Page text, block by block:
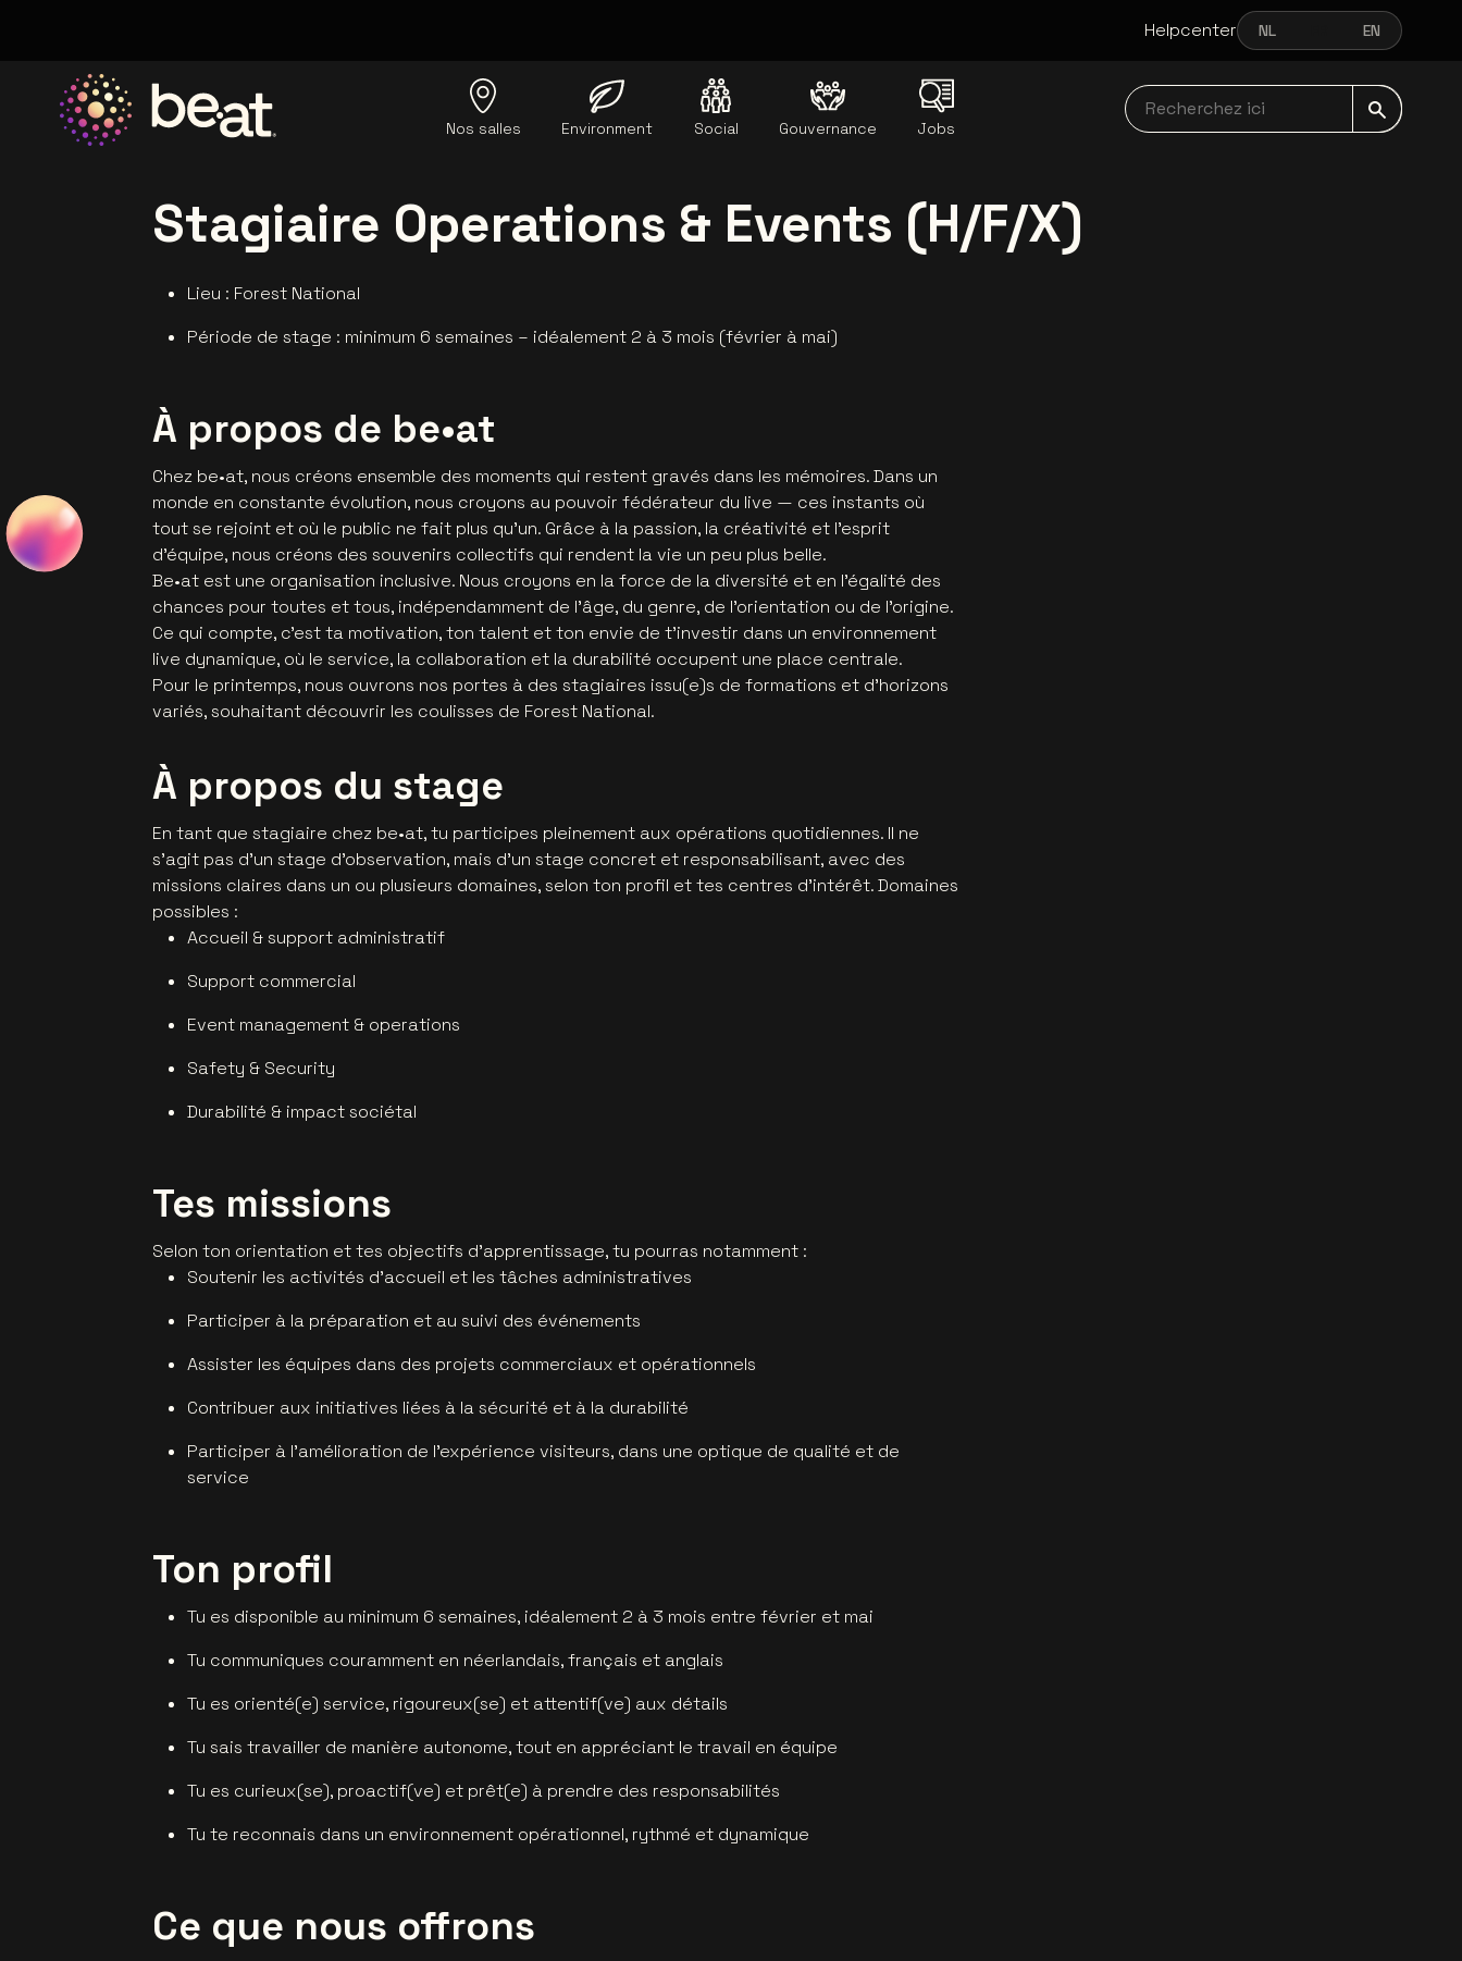
Helpcenter NEDERLANDS
NL FRANÇAISENGLISH
EN
Nos salles Environment Social Gouvernance Jobs
Recherchez ici navbar
Stagiaire Operations & Events (H/F/X)
Lieu : Forest National
Période de stage : minimum 6 semaines – idéalement 2 à 3 mois (février à mai)
À propos de be•at
Chez be•at, nous créons ensemble des moments qui restent gravés dans les mémoires. Dans un
monde en constante évolution, nous croyons au pouvoir fédérateur du live — ces instants où
tout se rejoint et où le public ne fait plus qu’un. Grâce à la passion, la créativité et l’esprit
d’équipe, nous créons des souvenirs collectifs qui rendent la vie un peu plus belle.
Be•at est une organisation inclusive. Nous croyons en la force de la diversité et en l’égalité des
chances pour toutes et tous, indépendamment de l’âge, du genre, de l’orientation ou de l’origine.
Ce qui compte, c’est ta motivation, ton talent et ton envie de t’investir dans un environnement
live dynamique, où le service, la collaboration et la durabilité occupent une place centrale.
Pour le printemps, nous ouvrons nos portes à des stagiaires issu(e)s de formations et d’horizons
variés, souhaitant découvrir les coulisses de Forest National.
À propos du stage
En tant que stagiaire chez be•at, tu participes pleinement aux opérations quotidiennes. Il ne
s’agit pas d’un stage d’observation, mais d’un stage concret et responsabilisant, avec des
missions claires dans un ou plusieurs domaines, selon ton profil et tes centres d’intérêt. Domaines
possibles :
Accueil & support administratif
Support commercial
Event management & operations
Safety & Security
Durabilité & impact sociétal
Tes missions
Selon ton orientation et tes objectifs d’apprentissage, tu pourras notamment :
Soutenir les activités d’accueil et les tâches administratives
Participer à la préparation et au suivi des événements
Assister les équipes dans des projets commerciaux et opérationnels
Contribuer aux initiatives liées à la sécurité et à la durabilité
Participer à l’amélioration de l’expérience visiteurs, dans une optique de qualité et de
service
Ton profil
Tu es disponible au minimum 6 semaines, idéalement 2 à 3 mois entre février et mai
Tu communiques couramment en néerlandais, français et anglais
Tu es orienté(e) service, rigoureux(se) et attentif(ve) aux détails
Tu sais travailler de manière autonome, tout en appréciant le travail en équipe
Tu es curieux(se), proactif(ve) et prêt(e) à prendre des responsabilités
Tu te reconnais dans un environnement opérationnel, rythmé et dynamique
Ce que nous offrons